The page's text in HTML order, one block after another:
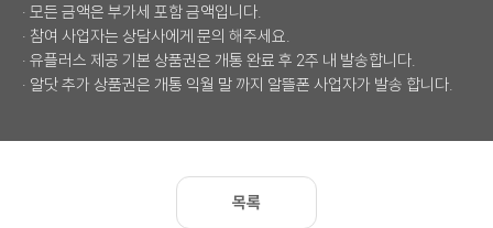
· 모든 금액은 부가세 포함 금액입니다.
· 참여 사업자는 상담사에게 문의 해주세요.
· 유플러스 제공 기본 상품권은 개통 완료 후 2주 내 발송합니다.
· 알닷 추가 상품권은 개통 익월 말 까지 알뜰폰 사업자가 발송 합니다.
목록